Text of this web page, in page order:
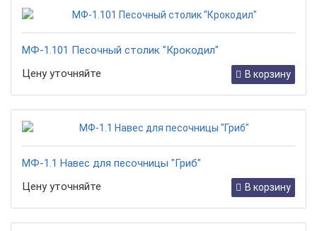
МФ-1.101 Песочный столик "Крокодил"
Цену уточняйте
В корзину
МФ-1.1 Навес для песочницы "Гриб"
Цену уточняйте
В корзину